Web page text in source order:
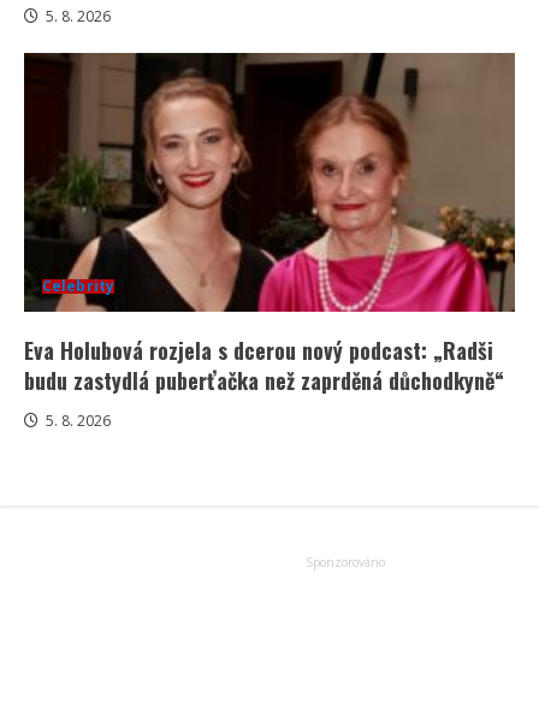
5. 8. 2026
Celebrity
Eva Holubová rozjela s dcerou nový podcast: „Radši
budu zastydlá puberťačka než zaprděná důchodkyně“
5. 8. 2026